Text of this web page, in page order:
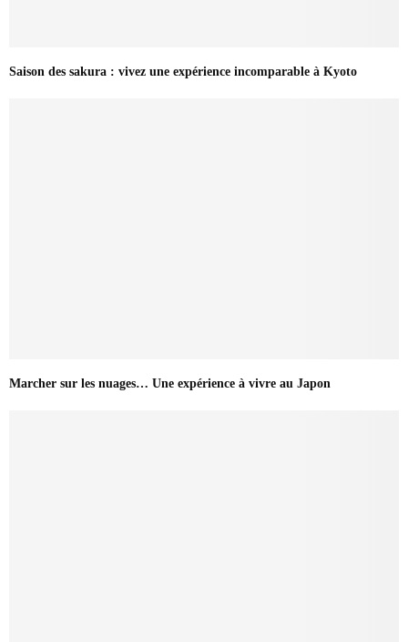
Saison des sakura : vivez une expérience incomparable à Kyoto
Marcher sur les nuages… Une expérience à vivre au Japon